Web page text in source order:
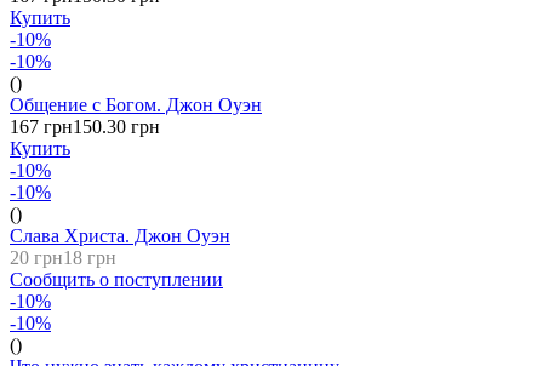
Купить
-10%
-10%
()
Общение с Богом. Джон Оуэн
167 грн150.30 грн
Купить
-10%
-10%
()
Слава Христа. Джон Оуэн
20 грн18 грн
Сообщить о поступлении
-10%
-10%
()